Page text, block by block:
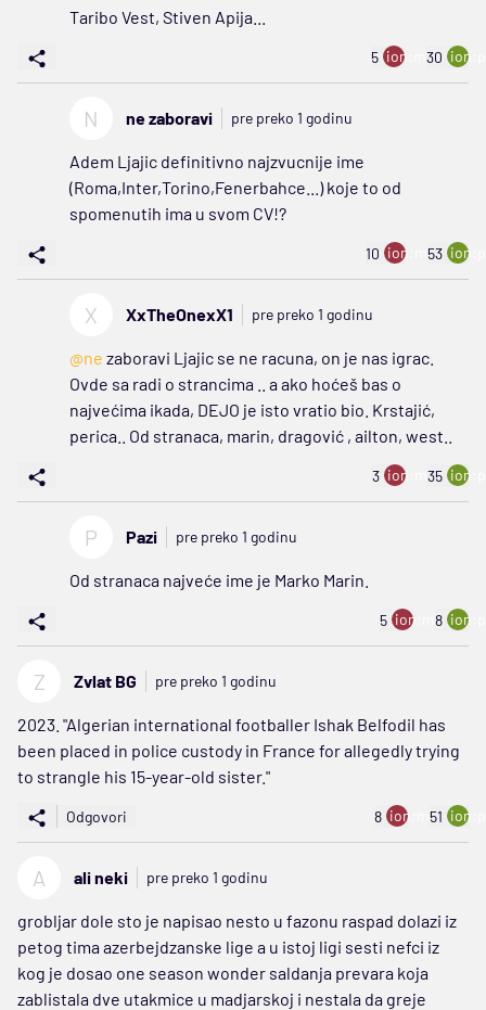
Taribo Vest, Stiven Apija...
5 ion:minus
30
N ne zaboravi pre preko 1 godinu
Adem Ljajic definitivno najzvucnije ime
(Roma,Inter,Torino,Fenerbahce...) koje to od
spomenutih ima u svom CV!?
10 ion:minus
53
X XxTheOnexX1 pre preko 1 godinu
@ne zaboravi Ljajic se ne racuna, on je nas igrac.
Ovde sa radi o strancima .. a ako hoćeš bas o
najvećima ikada, DEJO je isto vratio bio. Krstajić,
perica.. Od stranaca, marin, dragović , ailton, west..
3 ion:minus
35
P Pazi pre preko 1 godinu
Od stranaca najveće ime je Marko Marin.
5 ion:minus
8
Z Zvlat BG pre preko 1 godinu
2023. "Algerian international footballer Ishak Belfodil has
been placed in police custody in France for allegedly trying
to strangle his 15-year-old sister."
Odgovori 8 ion:minus
51
A ali neki pre preko 1 godinu
grobljar dole sto je napisao nesto u fazonu raspad dolazi iz
petog tima azerbejdzanske lige a u istoj ligi sesti nefci iz
kog je dosao one season wonder saldanja prevara koja
zablistala dve utakmice u madjarskoj i nestala da greje